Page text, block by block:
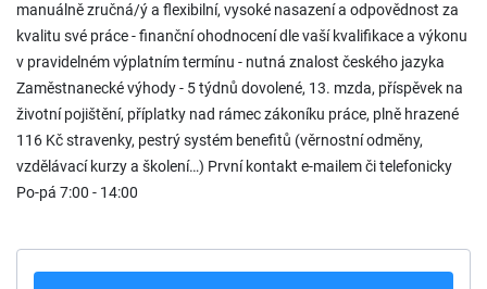
manuálně zručná/ý a flexibilní, vysoké nasazení a odpovědnost za
kvalitu své práce - finanční ohodnocení dle vaší kvalifikace a výkonu
v pravidelném výplatním termínu - nutná znalost českého jazyka
Zaměstnanecké výhody - 5 týdnů dovolené, 13. mzda, příspěvek na
životní pojištění, příplatky nad rámec zákoníku práce, plně hrazené
116 Kč stravenky, pestrý systém benefitů (věrnostní odměny,
vzdělávací kurzy a školení…) První kontakt e-mailem či telefonicky
Po-pá 7:00 - 14:00